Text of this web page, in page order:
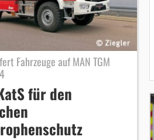
Fahrzeuge auf MAN TGM
für den